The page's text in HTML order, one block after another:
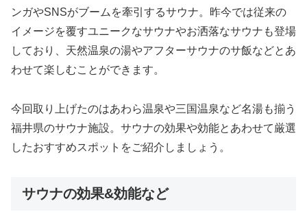
ンガやSNSがブームを牽引するサウナ。昨今では従来の
イメージを覆すユニークなサウナやお洒落なサウナも登場
しており、天然温泉の湯やアフターサウナのサ飯などとあ
わせて楽しむことができます。
今回取り上げたのはあわら温泉や三国温泉など名湯も揃う
福井県のサウナ施設。サウナの効果や効能とあわせて厳選
したおすすめスポットをご紹介しましょう。
サウナの効果&効能など